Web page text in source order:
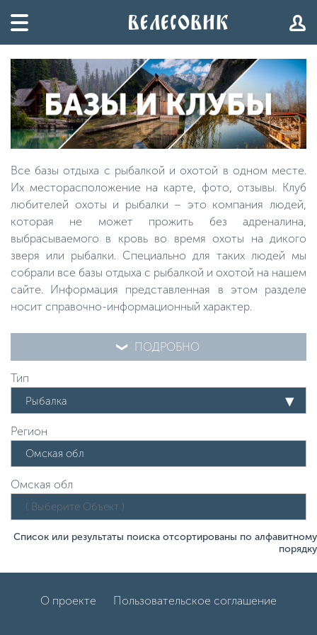
Все базы отдыха с рыбалкой и охотой в одном месте.
Их месторасположение на карте, фото, отзывы. Клуб
любителей охоты и рыбалки – это компания людей,
которая не может прожить без адреналина,
выбрасываемого в кровь во время охоты на дикого
зверя или рыбалки. Специально для таких людей мы
собрали все базы отдыха с рыбалкой и охотой на нашем
сайте. Информация представленная в этом разделе
носит справочно-информационный характер.
ПОДРОБНО
Тип
Рыбалка
Регион
Омская обл
Список или результаты поиска отсортированы по алфавитному
порядку
О проекте Пользовательское соглашение